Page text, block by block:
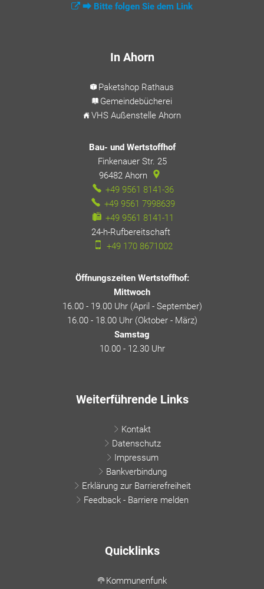
⮕ Bitte folgen Sie dem Link
In Ahorn
Paketshop Rathaus
Gemeindebücherei
VHS Außenstelle Ahorn
Bau- und Wertstoffhof
Finkenauer Str. 25
96482 Ahorn
+49 9561 8141-36
+49 9561 7998639
+49 9561 8141-11
24-h-Rufbereitschaft
+49 170 8671002
Öffnungszeiten Wertstoffhof:
Mittwoch
16.00 - 19.00 Uhr (April - September)
16.00 - 18.00 Uhr (Oktober - März)
Samstag
10.00 - 12.30 Uhr
Weiterführende Links
Kontakt
Datenschutz
Impressum
Bankverbindung
Erklärung zur Barrierefreiheit
Feedback - Barriere melden
Quicklinks
Kommunenfunk